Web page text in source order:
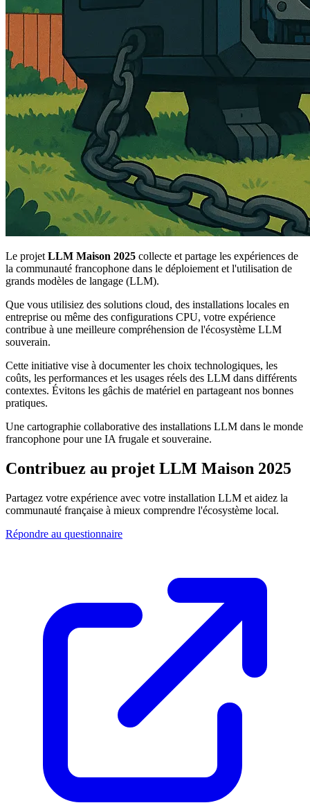
Le projet LLM Maison 2025 collecte et partage les expériences de
la communauté francophone dans le déploiement et l'utilisation de
grands modèles de langage (LLM).
Que vous utilisiez des solutions cloud, des installations locales en
entreprise ou même des configurations CPU, votre expérience
contribue à une meilleure compréhension de l'écosystème LLM
souverain.
Cette initiative vise à documenter les choix technologiques, les
coûts, les performances et les usages réels des LLM dans différents
contextes. Évitons les gâchis de matériel en partageant nos bonnes
pratiques.
Une cartographie collaborative des installations LLM dans le monde
francophone pour une IA frugale et souveraine.
Contribuez au projet LLM Maison 2025
Partagez votre expérience avec votre installation LLM et aidez la
communauté française à mieux comprendre l'écosystème local.
Répondre au questionnaire